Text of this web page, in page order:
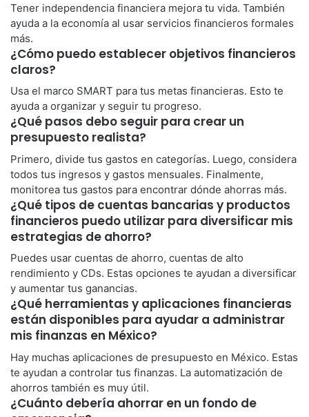
Tener independencia financiera mejora tu vida. También
ayuda a la economía al usar servicios financieros formales
más.
¿Cómo puedo establecer objetivos financieros
claros?
Usa el marco SMART para tus metas financieras. Esto te
ayuda a organizar y seguir tu progreso.
¿Qué pasos debo seguir para crear un
presupuesto realista?
Primero, divide tus gastos en categorías. Luego, considera
todos tus ingresos y gastos mensuales. Finalmente,
monitorea tus gastos para encontrar dónde ahorras más.
¿Qué tipos de cuentas bancarias y productos
financieros puedo utilizar para diversificar mis
estrategias de ahorro?
Puedes usar cuentas de ahorro, cuentas de alto
rendimiento y CDs. Estas opciones te ayudan a diversificar
y aumentar tus ganancias.
¿Qué herramientas y aplicaciones financieras
están disponibles para ayudar a administrar
mis finanzas en México?
Hay muchas aplicaciones de presupuesto en México. Estas
te ayudan a controlar tus finanzas. La automatización de
ahorros también es muy útil.
¿Cuánto debería ahorrar en un fondo de